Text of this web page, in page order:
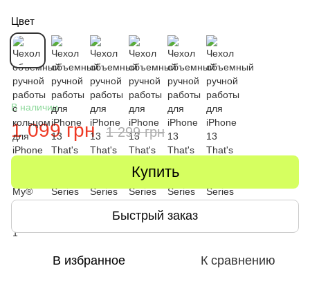
Цвет
В наличии
1 099 грн 1 299 грн
Купить
Быстрый заказ
В избранное К сравнению